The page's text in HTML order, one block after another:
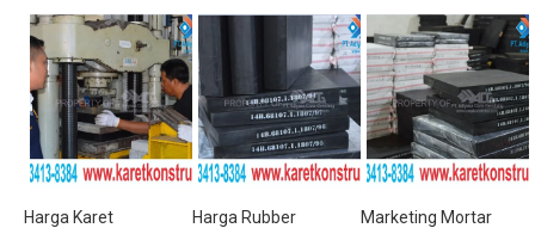
Harga Karet
Harga Rubber
Marketing Mortar